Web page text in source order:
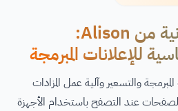
دورة إلكترونية مجانية من Alison:
للإعلانات المبرمجة
والتسعير وآلية عمل المزادات
عند التصفح باستخدام الأجهزة